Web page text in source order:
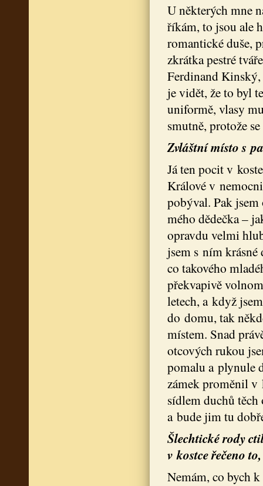
U některých mne
říkám, to jsou ale
romantické duše,
zkrátka pestré
Ferdinand Kinský,
je vidět, že to byl
uniformě, vlasy
smutně, protože
Zvláštní místo s
Já ten pocit v
Králové v
pobýval. Pak
mého dědečka –
opravdu velmi
jsem s ním
co takového
překvapivě
letech, a když
do domu, tak
místem. Snad
otcových rukou
pomalu a plynule
zámek proměnil
sídlem duchů těch
a bude jim tu
Šlechtické rody
v kostce řečeno
Nemám, co bych